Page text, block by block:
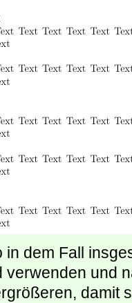
in dem Fall
verwenden und
damit